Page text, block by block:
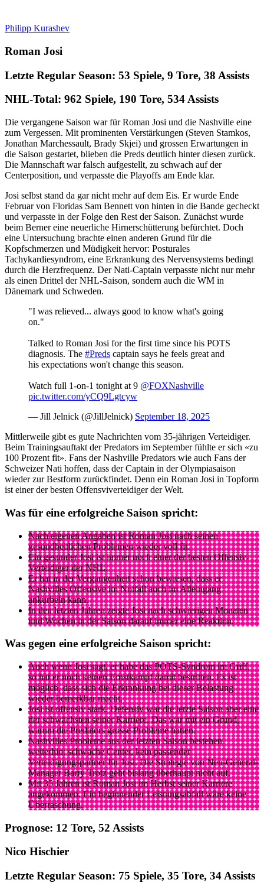
Philipp Kurashev
Roman Josi
Letzte Regular Season: 53 Spiele, 9 Tore, 38 Assists
NHL-Total: 962 Spiele, 190 Tore, 534 Assists
Die vergangene Saison war für Roman Josi und die Nashville eine
zum Vergessen. Mit prominenten Verstärkungen (Steven Stamkos,
Jonathan Marchessault, Brady Skjei) und grossen Erwartungen in
die Saison gestartet, blieben die Preds deutlich hinter diesen zurück.
Die Mannschaft war falsch aufgestellt, zu schwach auf der
Centerposition, und verpasste die Playoffs am Ende klar.
Josi selbst stand da gar nicht mehr auf dem Eis. Er wurde Ende
Februar von Floridas Sam Bennett von hinten in die Bande gecheckt
und verpasste in der Folge den Rest der Saison. Zunächst wurde
beim Berner eine neuerliche Hirnerschütterung befürchtet. Doch
eine Untersuchung brachte einen anderen Grund für die
Kopfschmerzen und Müdigkeit hervor: Posturales
Tachykardiesyndrom, eine Erkrankung des Nervensystems bedingt
durch die Herzfrequenz. Der Nati-Captain verpasste nicht nur mehr
als einen Drittel der NHL-Saison, sondern auch die WM in
Dänemark und Schweden.
"I was relieved... always good to know what's going
on."
Talked to Roman Josi for the first time since his POTS
diagnosis. The #Preds captain says he feels great and
his expectations won't change this season.
Watch full 1-on-1 tonight at 9 @FOXNashville
pic.twitter.com/yCQ9Lgtcyw
— Jill Jelnick (@JillJelnick) September 18, 2025
Mittlerweile gibt es gute Nachrichten vom 35-jährigen Verteidiger.
Beim Trainingsauftakt der Predators im September fühlte er sich «zu
100 Prozent fit». Fans der Nashville Predators wie auch Fans der
Schweizer Nati hoffen, dass der Captain in der Olympiasaison
wieder zur Bestform zurückfindet. Denn ein Roman Josi in Topform
ist einer der besten Offensviverteidiger der Welt.
Was für eine erfolgreiche Saison spricht:
Nach eigenen Angaben ist Roman Josi nach seinen
gesundheitlichen Problemen wieder voll fit.
Ein gesunder Josi ist immer noch einer der besten Offensiv-
Verteidiger der NHL.
Er hat in der Vergangenheit schon bewiesen, dass er
Nashvilles Offensive im Notfall auch im Alleingang
ankurbeln kann.
In den letzten Jahren zeigte Josi nach schwierigen Monaten
und Wochen in der Saison darauf immer eine Reaktion.
Was gegen eine erfolgreiche Saison spricht:
Auch wenn Josi sagt, er habe das POTS-Syndrom im Griff,
so hat er noch keinen Ernstkampf damit bestritten. Es ist
möglich, dass sich die Erkrankung bei dieser Belastung
wieder bemerkbar macht.
Josi ist offensiv stark. Defensiv war die letzte Saison aber eine
der schwächsten seiner Karriere. Das war mit ein Grund,
warum die Predators grosse Probleme hatten.
Nashvilles Probleme aus der letzten Saison bestehen
weiterhin: schwache Center, kein passender
Verteidigungspartner für Josi. Die Strategie von Neu-General-
Manager Barry Trotz geht bislang überhaupt nicht auf.
Mit 35 Jahren ist Roman Josi im Herbst seiner Karriere
angekommen. Ein beginnender Leistungsabfall wäre keine
Überraschung.
Prognose: 12 Tore, 52 Assists
Nico Hischier
Letzte Regular Season: 75 Spiele, 35 Tore, 34 Assists